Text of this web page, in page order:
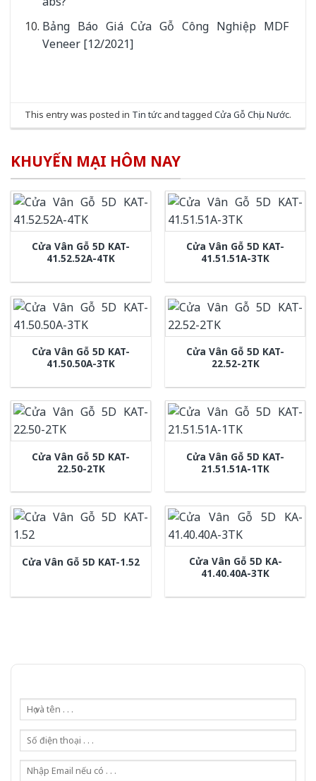
Bảng Báo Giá Cửa Gỗ Công Nghiệp MDF
Veneer [12/2021]
This entry was posted in Tin tức and tagged Cửa Gỗ Chịu Nước.
KHUYẾN MẠI HÔM NAY
Cửa Vân Gỗ 5D KAT-
41.52.52A-4TK
Cửa Vân Gỗ 5D KAT-
41.51.51A-3TK
Cửa Vân Gỗ 5D KAT-
41.50.50A-3TK
Cửa Vân Gỗ 5D KAT-
22.52-2TK
Cửa Vân Gỗ 5D KAT-
22.50-2TK
Cửa Vân Gỗ 5D KAT-
21.51.51A-1TK
Cửa Vân Gỗ 5D KAT-1.52
Cửa Vân Gỗ 5D KA-
41.40.40A-3TK